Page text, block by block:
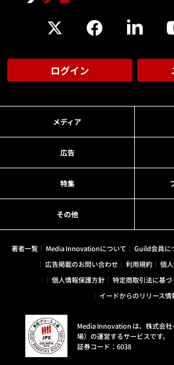
ログイン
メディア
広告
特集
その他
著者一覧 Media Innovationについて Guild会員に
広告掲載のお問い合わせ
利用規約
個
個人情報保護方針
特定商取引法に基づ
イードからのリリース情
Media Innovation は、株式会社
場）の運営するサービスです。
証券コード：6038